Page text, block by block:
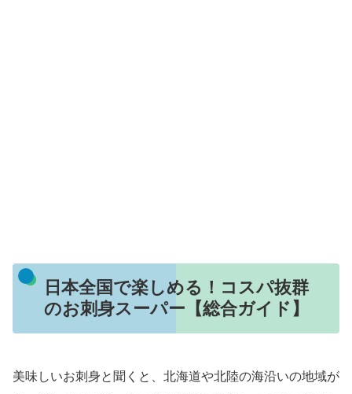
日本全国で楽しめる！コスパ抜群
のお刺身スーパー【総合ガイド】
美味しいお刺身と聞くと、北海道や北陸の海沿いの地域が